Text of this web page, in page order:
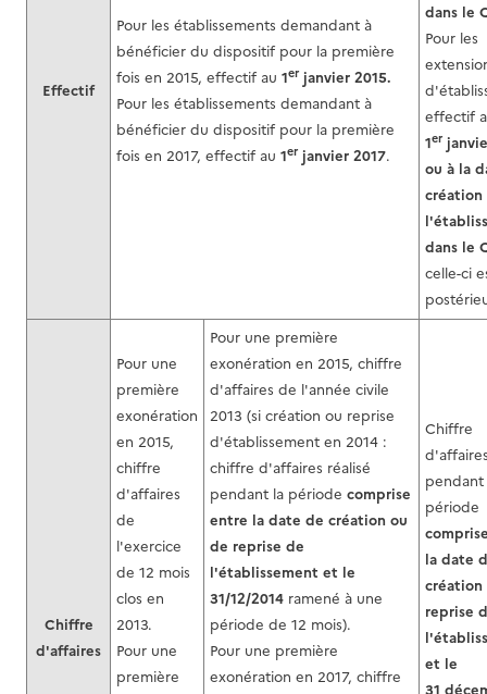
Effectif
Pour les établissements demandant à
bénéficier du dispositif pour la première
fois en 2015, effectif au 1er janvier 2015.
Pour les établissements demandant à
bénéficier du dispositif pour la première
fois en 2017, effectif au 1er janvier 2017.
dans le
Pour les
effectif
1er
ou à la
création
dans le
celle-ci
Chiffre
d'affaires
Pour une
première
exonération
en 2015,
chiffre
d'affaires
de
l'exercice
de 12 mois
clos en
2013.
Pour une
première
Pour une première
exonération en 2015, chiffre
d'affaires de l'année civile
2013 (si création ou reprise
d'établissement en 2014 :
chiffre d'affaires réalisé
pendant la période comprise
entre la date de création ou
de reprise de
l'établissement et le
31/12/2014 ramené à une
période de 12 mois).
Pour une première
exonération en 2017, chiffre
Chiffre
pendant
période
la date
création
reprise
et le